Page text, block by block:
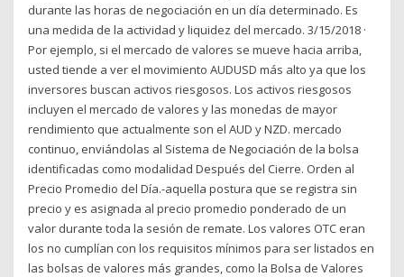
durante las horas de negociación en un día determinado. Es
una medida de la actividad y liquidez del mercado. 3/15/2018 ·
Por ejemplo, si el mercado de valores se mueve hacia arriba,
usted tiende a ver el movimiento AUDUSD más alto ya que los
inversores buscan activos riesgosos. Los activos riesgosos
incluyen el mercado de valores y las monedas de mayor
rendimiento que actualmente son el AUD y NZD. mercado
continuo, enviándolas al Sistema de Negociación de la bolsa
identificadas como modalidad Después del Cierre. Orden al
Precio Promedio del Día.-aquella postura que se registra sin
precio y es asignada al precio promedio ponderado de un
valor durante toda la sesión de remate. Los valores OTC eran
los no cumplían con los requisitos mínimos para ser listados en
las bolsas de valores más grandes, como la Bolsa de Valores